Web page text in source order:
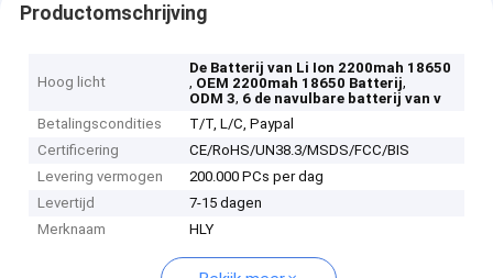
Productomschrijving
Hoog licht
De Batterij van Li Ion 2200mah 18650
, OEM 2200mah 18650 Batterij,
ODM 3, 6 de navulbare batterij van v
Betalingscondities
T/T, L/C, Paypal
Certificering
CE/RoHS/UN38.3/MSDS/FCC/BIS
Levering vermogen
200.000 PCs per dag
Levertijd
7-15 dagen
Merknaam
HLY